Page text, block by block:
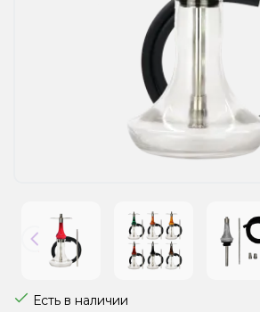
Жидкости для электронных сигарет
Подарочные наборы
Есть в наличии